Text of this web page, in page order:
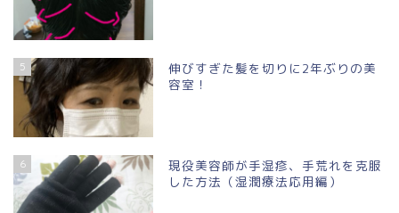
5
伸びすぎた髪を切りに2年ぶりの美
容室！
6
現役美容師が手湿疹、手荒れを克服
した方法（湿潤療法応用編）